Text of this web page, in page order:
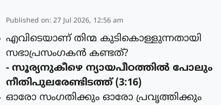
Published on: 27 Jul 2026, 12:56 am
എവിടെയാണ് തിന്മ കുടികൊള്ളുന്നതായി
സഭാപ്രസംഗകന്‍ കണ്ടത്?
- സൂര്യനുകീഴെ ന്യായപീഠത്തില്‍ പോലും
നീതിപുലരേണ്ടിടത്ത് (3:16)
ഓരോ സംഗതിക്കും ഓരോ പ്രവൃത്തിക്കും